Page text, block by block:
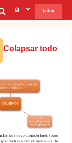
Selector de
Entrar
Colapsar todo